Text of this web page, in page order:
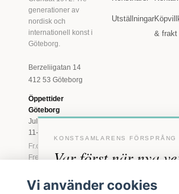
generationer av
nordisk och
internationell konst i
Göteborg.
Berzeliigatan 14
412 53 Göteborg
Öppettider
Göteborg
Juli: Tis 11-18 · Lör
11-16
Fr.o.m. augusti: Tis-
Fre 11-18 · Lör 11-
Marstrand
Utställningar
& frakt
KONSTSAMLARENS FÖRSPRÅNG
Var först när nya
anländer
Vi använder cookies